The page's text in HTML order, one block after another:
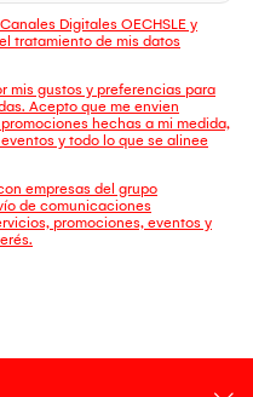
Digitales OECHSLE y
tratamiento de mis datos
mis gustos y preferencias para
Acepto que me envien
hechas a mi medida,
y todo lo que se alinee
empresas del grupo
de comunicaciones
promociones, eventos y